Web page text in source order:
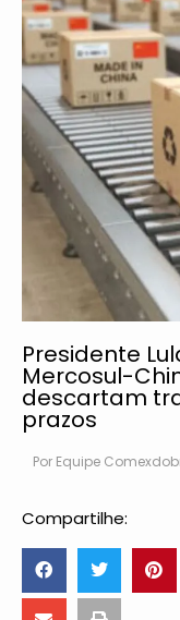
Presidente
Mercosul-
descartam
prazos
Por Equipe
Compartilhe: